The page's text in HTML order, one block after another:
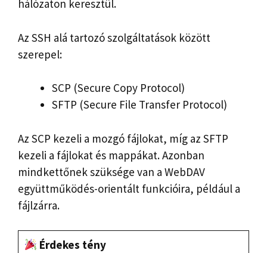
hálózaton keresztül.
Az SSH alá tartozó szolgáltatások között
szerepel:
SCP (Secure Copy Protocol)
SFTP (Secure File Transfer Protocol)
Az SCP kezeli a mozgó fájlokat, míg az SFTP
kezeli a fájlokat és mappákat. Azonban
mindkettőnek szüksége van a WebDAV
együttműködés-orientált funkcióira, például a
fájlzárra.
Érdekes tény